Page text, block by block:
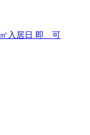
㎡ 入居日 即 可